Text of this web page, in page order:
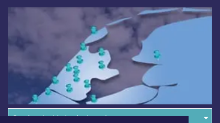
Overige dagbladen in de regio